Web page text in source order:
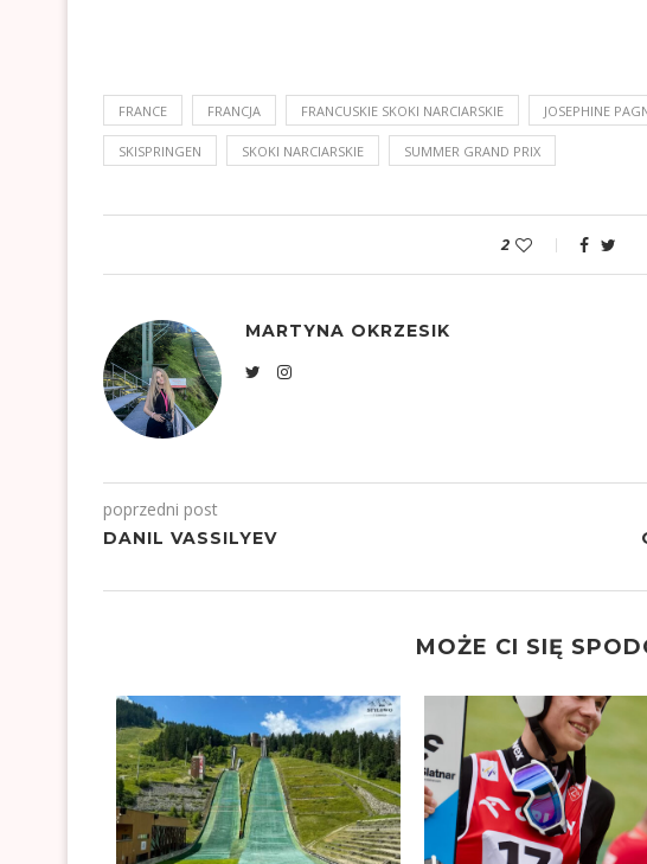
FRANCE FRANCJA FRANCUSKIE SKOKI NARCIARSKIE JOSEPHINE
SKISPRINGEN SKOKI NARCIARSKIE SUMMER GRAND PRIX
2
MARTYNA OKRZESIK
poprzedni post
DANIL VASSILYEV
MOŻE CI SIĘ